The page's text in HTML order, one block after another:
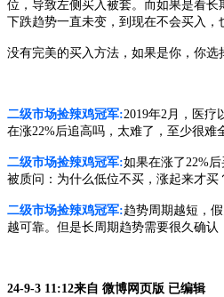
位，导致左侧买入被套。而如果是看长
下跌趋势一直未变，到现在不会买入，
没有完美的买入方法，如果是你，你选
二级市场捡辣鸡冠军:2019年2月，医疗
在涨22%后追高吗，太难了，至少很难
二级市场捡辣鸡冠军:如果在涨了 22%
被质问：为什么低位不买，涨起来才买
二级市场捡辣鸡冠军:趋势周期越短，
越可靠。但是长周期趋势需要很久确认
24-9-3 11:12来自 微博网页版 已编辑